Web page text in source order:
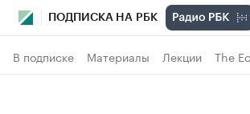
ПОДПИСКА НА РБК
В подписке Материалы Лекции The